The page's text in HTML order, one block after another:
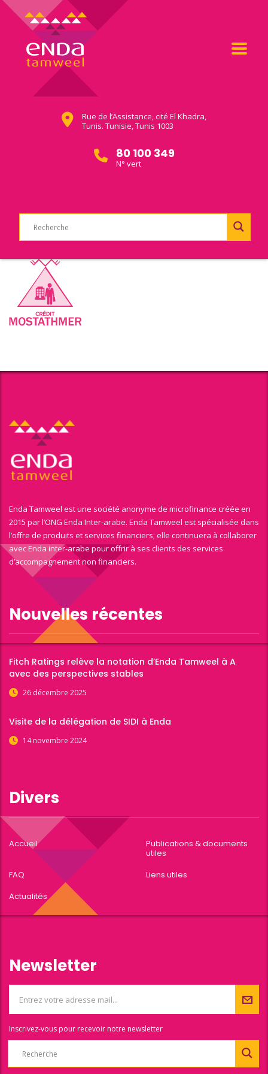
Rue de l’Assistance, cité El Khadra,
Tunis. Tunisie, Tunis 1003
80 100 349
N° vert
Enda Tamweel est une société anonyme de microfinance créée en
2015 par l’ONG Enda Inter-arabe. Enda Tamweel est spécialisée dans
l’offre de produits et services financiers; elle continuera à collaborer
avec Enda inter-arabe pour offrir à ses clients des services
d’accompagnement non financiers.
Nouvelles récentes
Fitch Ratings relève la notation d’Enda Tamweel à A
avec des perspectives stables
26 décembre 2025
Visite de la délégation de SIDI à Enda
14 novembre 2024
Divers
Accueil
Publications & documents
utiles
FAQ
Liens utiles
Actualités
Newsletter
Inscrivez-vous pour recevoir notre newsletter